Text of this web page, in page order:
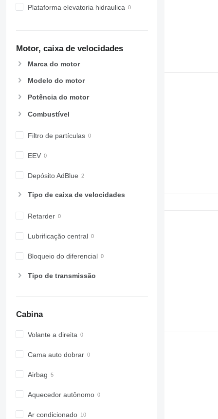
Plataforma elevatoria hidraulica
Motor, caixa de velocidades
Marca do motor
Modelo do motor
Potência do motor
Combustível
Filtro de partículas
EEV
Depósito AdBlue
Tipo de caixa de velocidades
Retarder
Lubrificação central
Bloqueio do diferencial
Tipo de transmissão
Cabina
Volante a direita
Cama auto dobrar
Airbag
Aquecedor autônomo
Ar condicionado